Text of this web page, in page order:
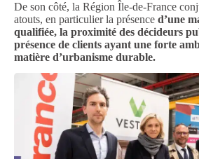
De son côté, la Région Île-de-France
atouts, en particulier la présence d’une
qualifiée, la proximité des décideurs
présence de clients ayant une forte
matière d’urbanisme durable.